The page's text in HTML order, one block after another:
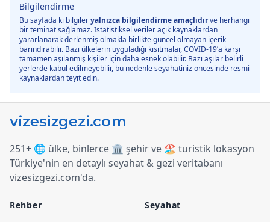
Bilgilendirme
Bu sayfada ki bilgileryalnızca bilgilendirme amaçlıdırve herhangi
bir teminat sağlamaz. İstatistiksel veriler açık kaynaklardan
yararlanarak derlenmiş olmakla birlikte güncel olmayan içerik
barındırabilir. Bazı ülkelerin uyguladığı kısıtmalar, COVID-19’a karşı
tamamen aşılanmış kişiler için daha esnek olabilir. Bazı aşılar belirli
yerlerde kabul edilmeyebilir, bu nedenle seyahatiniz öncesinde resmi
kaynaklardan teyit edin.
251+ 🌐 ülke, binlerce 🏛️ şehir ve 🏖️ turistik lokasyon
Türkiye'nin en detaylı seyahat & gezi veritabanı
vizesizgezi.com'da.
Rehber Seyahat